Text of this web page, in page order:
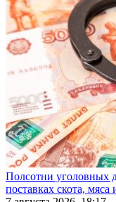
Полсотни уголовных
поставках скота, мяса